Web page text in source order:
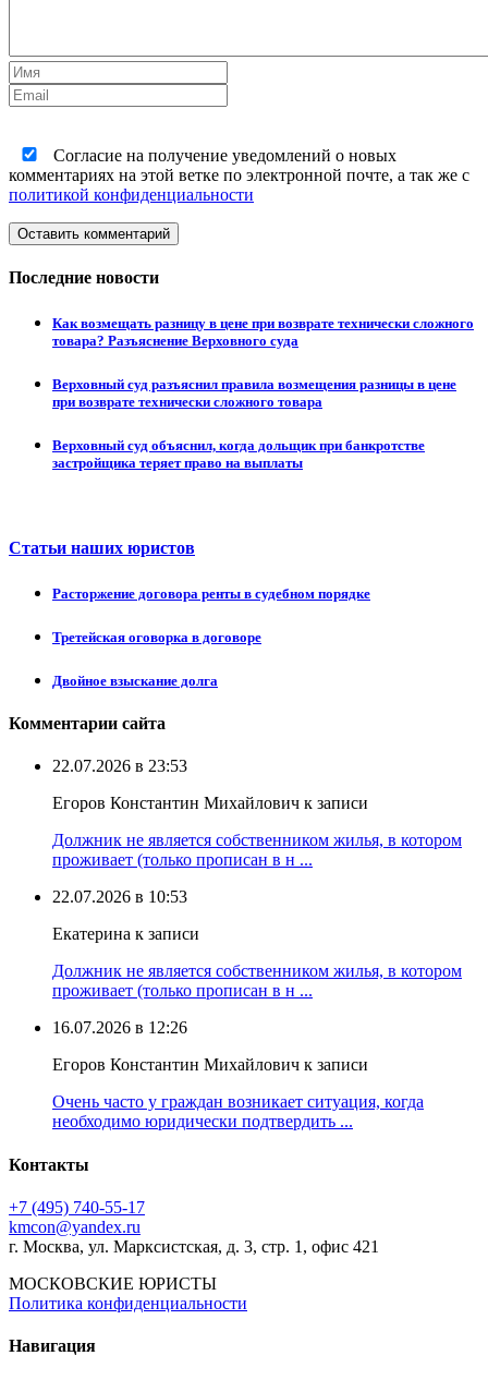
Согласие на получение уведомлений о новых
комментариях на этой ветке по электронной почте, а так же с
политикой конфиденциальности
Оставить комментарий
Последние новости
Как возмещать разницу в цене при возврате технически сложного
товара? Разъяснение Верховного суда
Верховный суд разъяснил правила возмещения разницы в цене
при возврате технически сложного товара
Верховный суд объяснил, когда дольщик при банкротстве
застройщика теряет право на выплаты
Статьи наших юристов
Расторжение договора ренты в судебном порядке
Третейская оговорка в договоре
Двойное взыскание долга
Комментарии сайта
22.07.2026 в 23:53
Егоров Константин Михайлович к записи
Должник не является собственником жилья, в котором
проживает (только прописан в н ...
22.07.2026 в 10:53
Екатерина к записи
Должник не является собственником жилья, в котором
проживает (только прописан в н ...
16.07.2026 в 12:26
Егоров Константин Михайлович к записи
Очень часто у граждан возникает ситуация, когда
необходимо юридически подтвердить ...
Контакты
+7 (495) 740‑55‑17
kmcon@yandex.ru
г. Москва, ул. Марксистская, д. 3, стр. 1, офис 421
МОСКОВСКИЕ ЮРИСТЫ
Политика конфиденциальности
Навигация